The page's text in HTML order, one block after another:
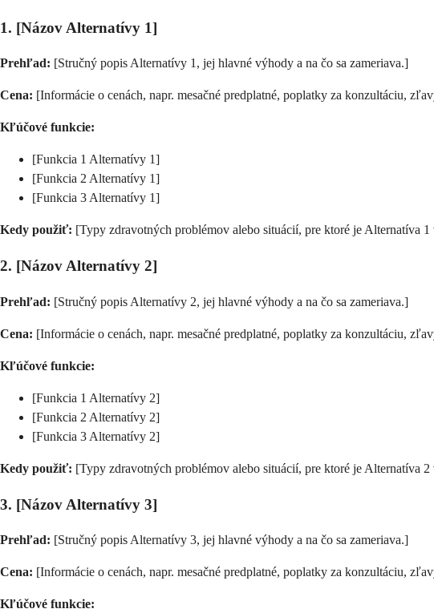
1. [Názov Alternatívy 1]
Prehľad: [Stručný popis Alternatívy 1, jej hlavné výhody a na čo sa zameriava.]
Cena: [Informácie o cenách, napr. mesačné predplatné, poplatky za konzultáciu,
Kľúčové funkcie:
[Funkcia 1 Alternatívy 1]
[Funkcia 2 Alternatívy 1]
[Funkcia 3 Alternatívy 1]
Kedy použiť: [Typy zdravotných problémov alebo situácií, pre ktoré je Alternatíva 1
2. [Názov Alternatívy 2]
Prehľad: [Stručný popis Alternatívy 2, jej hlavné výhody a na čo sa zameriava.]
Cena: [Informácie o cenách, napr. mesačné predplatné, poplatky za konzultáciu,
Kľúčové funkcie:
[Funkcia 1 Alternatívy 2]
[Funkcia 2 Alternatívy 2]
[Funkcia 3 Alternatívy 2]
Kedy použiť: [Typy zdravotných problémov alebo situácií, pre ktoré je Alternatíva 2
3. [Názov Alternatívy 3]
Prehľad: [Stručný popis Alternatívy 3, jej hlavné výhody a na čo sa zameriava.]
Cena: [Informácie o cenách, napr. mesačné predplatné, poplatky za konzultáciu,
Kľúčové funkcie: